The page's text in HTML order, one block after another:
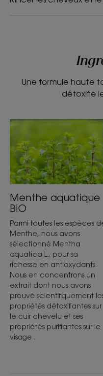
Une formule haute
détoxifie
Menthe aquatique
BIO
Parmi toutes les espèces
Menthe, nous avons
sélectionné Mentha
aquatica L., pour sa
richesse en antioxydants.
Nous en concentrons un
extrait dont nous avons
prouvé scientifiquement
propriétés détoxifiantes sur
le cuir chevelu et ses
propriétés purifiantes sur le
visage .